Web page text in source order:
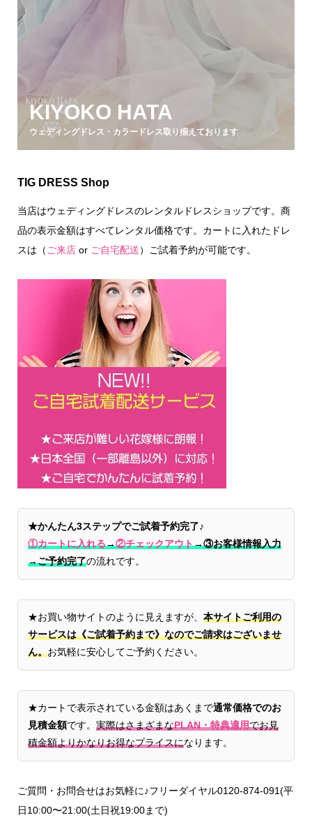
KIYOKO HATA
ウェディングドレス・カラードレス取り揃えております
TIG DRESS Shop
当店はウェディングドレスのレンタルドレスショップです。商
品の表示金額はすべてレンタル価格です。カートに入れたドレ
スは（ご来店or ご自宅配送）ご試着予約が可能です。
★かんたん3ステップでご試着予約完了♪
①カートに入れる→②チェックアウト→③お客様情報入力
→ご予約完了の流れです。
★お買い物サイトのように見えますが、 本サイトご利用の
サービスは《ご試着予約まで》なのでご請求はございませ
ん。お気軽に安心してご予約ください。
★カートで表示されている金額はあくまで通常価格でのお
見積金額です。 実際はさまざまなPLAN・特典適用でお見
積金額よりかなりお得なプライスになります。
ご質問・お問合せはお気軽に♪フリーダイヤル0120-874-091(平
日10:00〜21:00(土日祝19:00まで)